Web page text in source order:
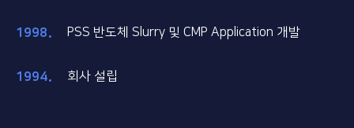
1998 PSS 반도체 Slurry 및 CMP Application 개발
1994 회사 설립